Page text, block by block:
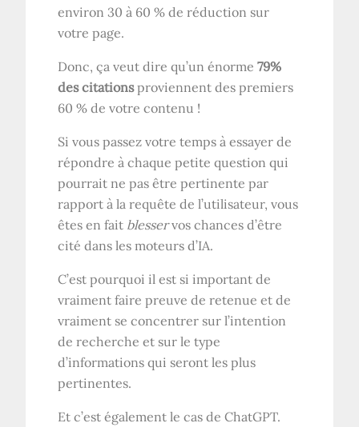
environ 30 à 60 % de réduction sur
votre page.
Donc, ça veut dire qu’un énorme79%
des citationsproviennent des premiers
60 % de votre contenu !
Si vous passez votre temps à essayer de
répondre à chaque petite question qui
pourrait ne pas être pertinente par
rapport à la requête de l’utilisateur, vous
êtes en fait blesservos chances d’être
cité dans les moteurs d’IA.
C’est pourquoi il est si important de
vraiment faire preuve de retenue et de
vraiment se concentrer sur l’intention
de recherche et sur le type
d’informations qui seront les plus
pertinentes.
Et c’est également le cas de ChatGPT.